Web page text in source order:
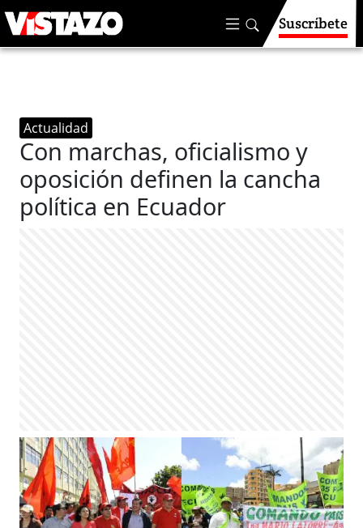
Suscríbete
Actualidad
Con marchas, oficialismo y
oposición definen la cancha
política en Ecuador